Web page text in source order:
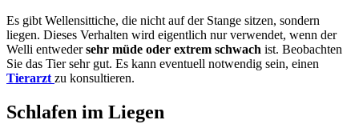
Es gibt Wellensittiche, die nicht auf der Stange sitzen, sondern
liegen. Dieses Verhalten wird eigentlich nur verwendet, wenn der
Welli entwedersehr müde oder extrem schwach ist. Beobachten
Sie das Tier sehr gut. Es kann eventuell notwendig sein, einen
Tierarzt zu konsultieren.
Schlafen im Liegen